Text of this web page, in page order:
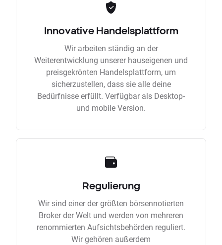
Innovative Handelsplattform
Wir arbeiten ständig an der
Weiterentwicklung unserer hauseigenen und
preisgekrönten Handelsplattform, um
sicherzustellen, dass sie alle deine
Bedürfnisse erfüllt. Verfügbar als Desktop-
und mobile Version.
Regulierung
Wir sind einer der größten börsennotierten
Broker der Welt und werden von mehreren
renommierten Aufsichtsbehörden reguliert.
Wir gehören außerdem